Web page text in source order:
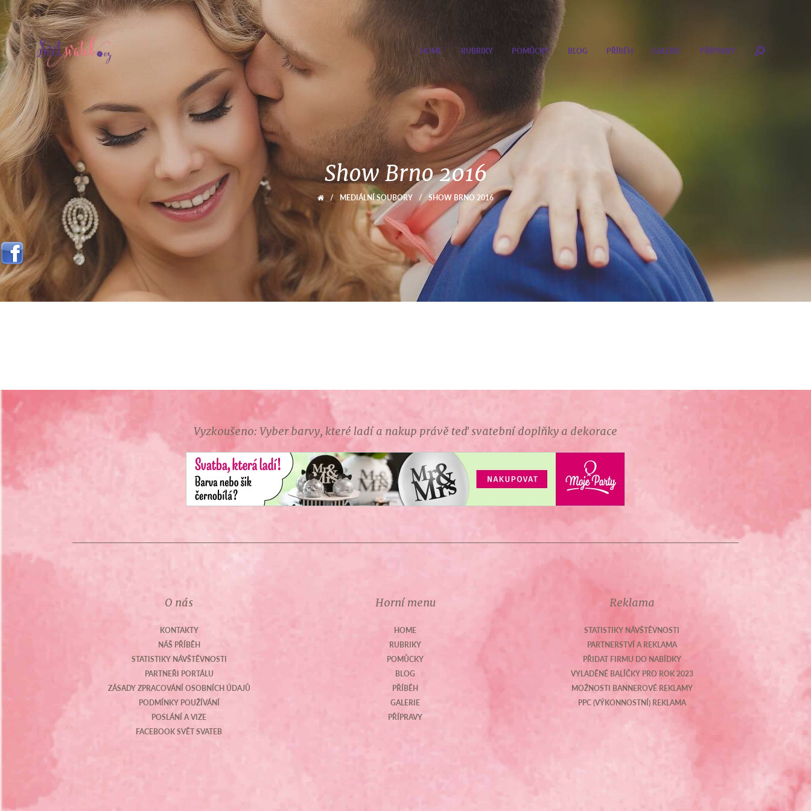
HOME RUBRIKY POMŮCKY BLOG PŘÍBĚH GALERIE PŘÍPRAVY
Show Brno 2016
/ MEDIÁLNÍ SOUBORY / SHOW BRNO 2016
Vyzkoušeno: Vyber barvy, které ladí a nakup právě teď svatební doplňky a dekorace
O nás
KONTAKTY
NÁŠ PŘÍBĚH
STATISTIKY NÁVŠTĚVNOSTI
PARTNEŘI PORTÁLU
ZÁSADY ZPRACOVÁNÍ OSOBNÍCH ÚDAJŮ
PODMÍNKY POUŽÍVÁNÍ
POSLÁNÍ A VIZE
FACEBOOK SVĚT SVATEB
Horní menu
HOME
RUBRIKY
POMŮCKY
BLOG
PŘÍBĚH
GALERIE
PŘÍPRAVY
Reklama
STATISTIKY NÁVŠTĚVNOSTI
PARTNERSTVÍ A REKLAMA
PŘIDAT FIRMU DO NABÍDKY
VYLADĚNÉ BALÍČKY PRO ROK 2023
MOŽNOSTI BANNEROVÉ REKLAMY
PPC (VÝKONNOSTNÍ) REKLAMA